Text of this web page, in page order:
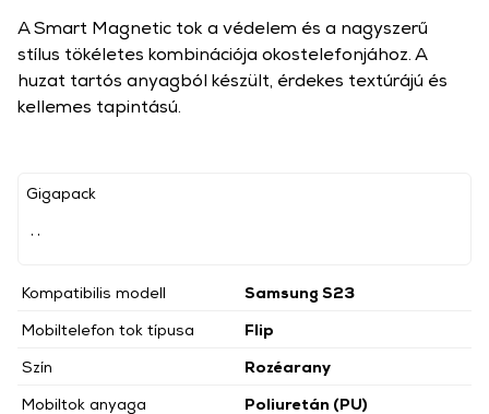
Gigapack
Kompatibilis modell
Samsung S23
Mobiltelefon tok típusa
Flip
Szín
Rozéarany
Mobiltok anyaga
Poliuretán (PU)
A Smart Magnetic tok a védelem és a nagyszerű
stílus tökéletes kombinációja okostelefonjához. A
huzat tartós anyagból készült, érdekes textúrájú és
kellemes tapintású.